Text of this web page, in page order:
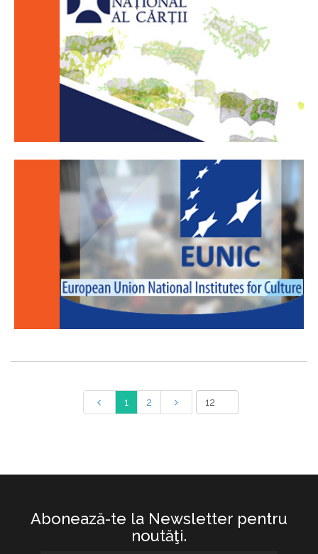
1 2
Abonează-te la Newsletter pentru
noutăţi.